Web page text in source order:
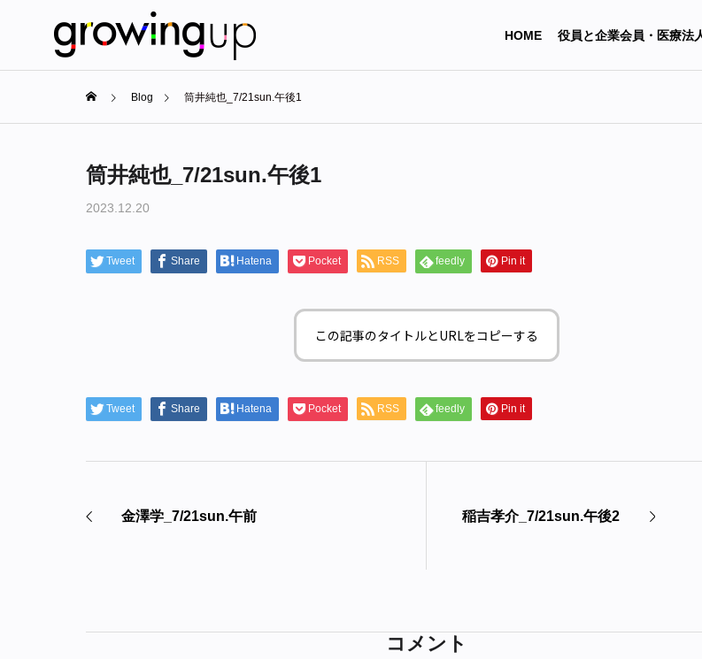
HOME 役員と企業会員・医療法
Blog 筒井純也_7/21sun.午後1
筒井純也_7/21sun.午後1
2023.12.20
Tweet Share Hatena Pocket RSS feedly Pin it
この記事のタイトルとURLをコピーする
Tweet Share Hatena Pocket RSS feedly Pin it
金澤学_7/21sun.午前 稲吉孝介_7/21sun.午後2
コメント